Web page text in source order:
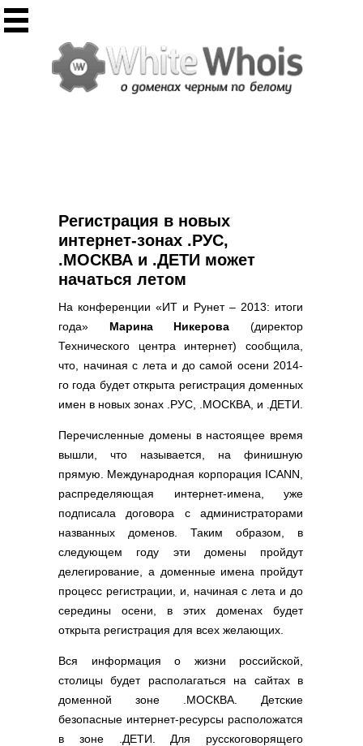
Инструменты
Массовый Whois
Регистрация домена
CHMOD калькулятор
Полезное
Статьи о доменах
FAQ по доменам
Полезные ссылки
Словари и списки
Скрипты
Регистрация в новых
интернет-зонах .РУС,
.МОСКВА и .ДЕТИ может
начаться летом
На конференции «ИТ и Рунет – 2013: итоги
года» Марина Никерова (директор
Технического центра интернет) сообщила,
что, начиная с лета и до самой осени 2014-
го года будет открыта регистрация доменных
имен в новых зонах .РУС, .МОСКВА, и .ДЕТИ.
Перечисленные домены в настоящее время
вышли, что называется, на финишную
прямую. Международная корпорация ICANN,
распределяющая интернет-имена, уже
подписала договора с администраторами
названных доменов. Таким образом, в
следующем году эти домены пройдут
делегирование, а доменные имена пройдут
процесс регистрации, и, начиная с лета и до
середины осени, в этих доменах будет
открыта регистрация для всех желающих.
Вся информация о жизни российской,
столицы будет располагаться на сайтах в
доменной зоне .МОСКВА. Детские
безопасные интернет-ресурсы расположатся
в зоне .ДЕТИ. Для русскоговорящего